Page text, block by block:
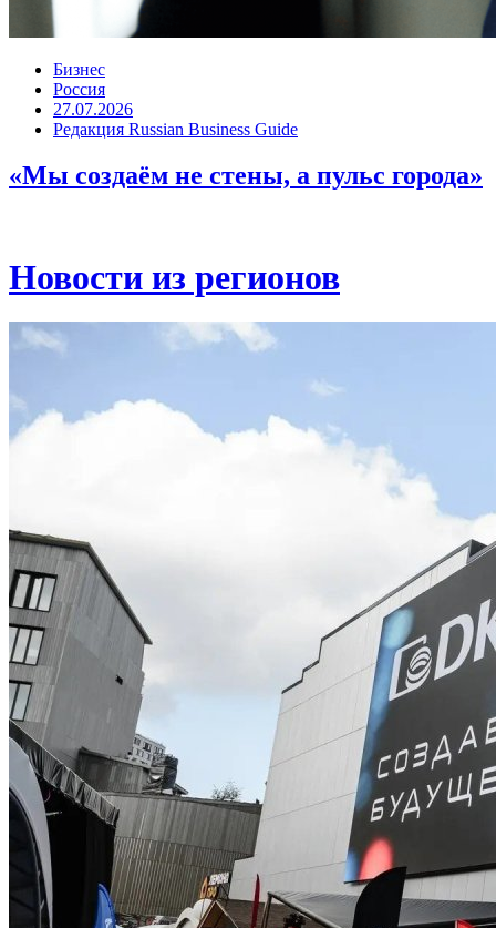
Бизнес
Россия
27.07.2026
Редакция Russian Business Guide
«Мы создаём не стены, а пульс города»
Новости из регионов